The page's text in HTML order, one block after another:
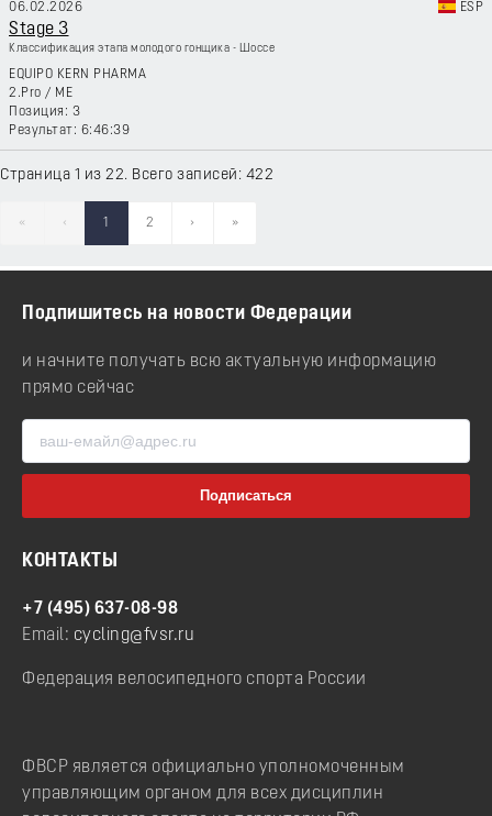
06.02.2026 ESP
Stage 3
Классификация этапа молодого гонщика - Шоссе
EQUIPO KERN PHARMA
2.Pro / ME
3
6:46:39
Страница 1 из 22. Всего записей: 422
« ‹ 1 2 › »
Подпишитесь на новости Федерации
и начните получать всю актуальную информацию
прямо сейчас
КОНТАКТЫ
+7 (495) 637-08-98
Email: cycling@fvsr.ru
Федерация велосипедного спорта России
ФВСР является официально уполномоченным
управляющим органом для всех дисциплин